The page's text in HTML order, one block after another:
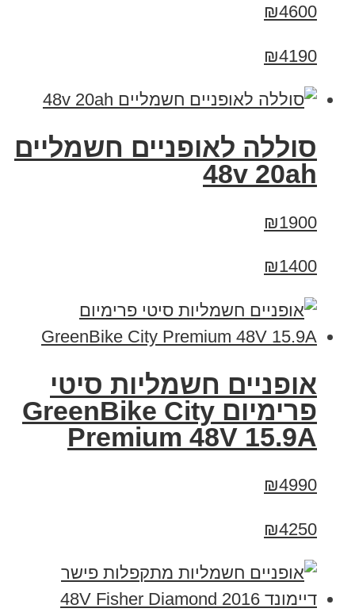
₪4600
₪4190
סוללה לאופניים חשמליים
48v 20ah
₪1900
₪1400
אופניים חשמליות סיטי
פרימיום GreenBike City
Premium 48V 15.9A
₪4990
₪4250